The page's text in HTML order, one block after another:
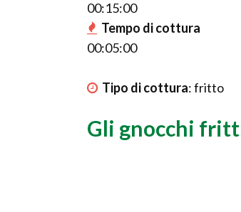
00:15:00
Tempo di cottura
00:05:00
Tipo di cottura:fritto
Gli gnocchi